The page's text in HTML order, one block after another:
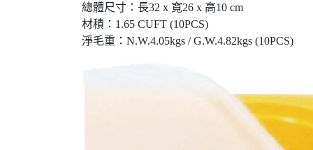
總體尺寸：長32 x 寬26 x 高10 cm
材積：1.65 CUFT (10PCS)
淨毛重：N.W.4.05kgs / G.W.4.82kgs (10PCS)